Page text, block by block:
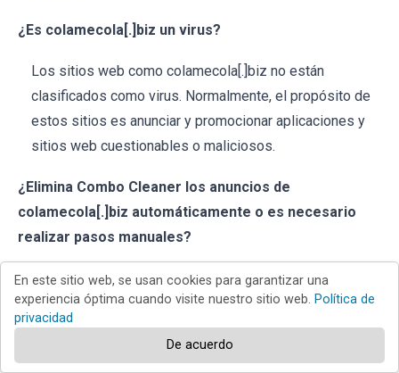
¿Es colamecola[.]biz un virus?
Los sitios web como colamecola[.]biz no están
clasificados como virus. Normalmente, el propósito de
estos sitios es anunciar y promocionar aplicaciones y
sitios web cuestionables o maliciosos.
¿Elimina Combo Cleaner los anuncios de
colamecola[.]biz automáticamente o es necesario
realizar pasos manuales?
Combo Cleaner analizará su ordenador en busca de
permisos concedidos a colamecola[.]biz y los eliminará,
además de bloquear cualquier acceso posterior a este
sitio web. No será necesario realizar ningún paso
En este sitio web, se usan cookies para garantizar una
experiencia óptima cuando visite nuestro sitio web. Política de
privacidad
De acuerdo